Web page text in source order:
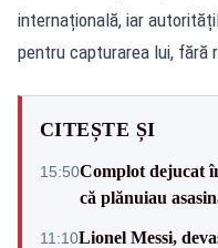
internațională, iar
pentru capturarea lui, fără
CITEȘTE ȘI
15:50Complot dejucat
că plănuiau
11:10Lionel Messi,